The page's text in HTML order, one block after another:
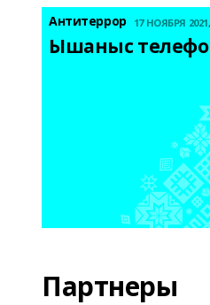
Антитеррор 17 НОЯБРЯ
Ышаныс
Партнеры